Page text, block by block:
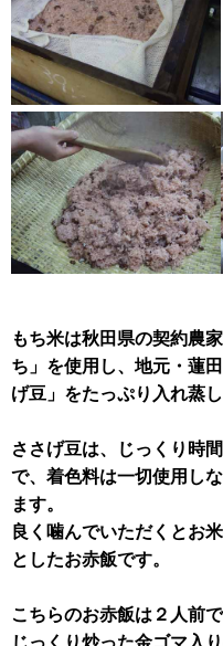
もち米は秋田県の契約農
ち」を使用し、地元・蓮
げ豆」をたっぷり入れ蒸し
ささげ豆は、じっくり時
で、着色料は一切使用し
ます。
良く噛んでいただくとお
としたお赤飯です。
こちらのお赤飯は２人前
じっくり炒った金ゴマ入